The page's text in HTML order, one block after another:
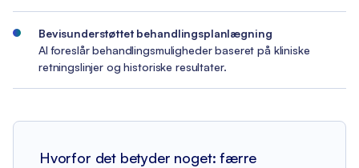
Bevisunderstøttet behandlingsplanlægning
AI foreslår behandlingsmuligheder baseret på kliniske
retningslinjer og historiske resultater.
Hvorfor det betyder noget: færre